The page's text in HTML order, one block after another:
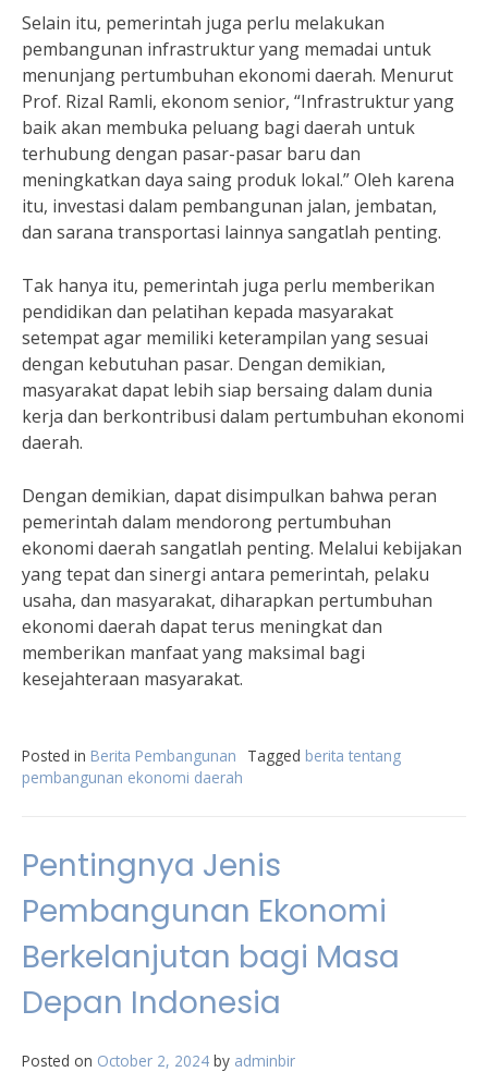
Selain itu, pemerintah juga perlu melakukan
pembangunan infrastruktur yang memadai untuk
menunjang pertumbuhan ekonomi daerah. Menurut
Prof. Rizal Ramli, ekonom senior, “Infrastruktur yang
baik akan membuka peluang bagi daerah untuk
terhubung dengan pasar-pasar baru dan
meningkatkan daya saing produk lokal.” Oleh karena
itu, investasi dalam pembangunan jalan, jembatan,
dan sarana transportasi lainnya sangatlah penting.
Tak hanya itu, pemerintah juga perlu memberikan
pendidikan dan pelatihan kepada masyarakat
setempat agar memiliki keterampilan yang sesuai
dengan kebutuhan pasar. Dengan demikian,
masyarakat dapat lebih siap bersaing dalam dunia
kerja dan berkontribusi dalam pertumbuhan ekonomi
daerah.
Dengan demikian, dapat disimpulkan bahwa peran
pemerintah dalam mendorong pertumbuhan
ekonomi daerah sangatlah penting. Melalui kebijakan
yang tepat dan sinergi antara pemerintah, pelaku
usaha, dan masyarakat, diharapkan pertumbuhan
ekonomi daerah dapat terus meningkat dan
memberikan manfaat yang maksimal bagi
kesejahteraan masyarakat.
Posted in Berita Pembangunan Tagged berita tentang
pembangunan ekonomi daerah
Pentingnya Jenis
Pembangunan Ekonomi
Berkelanjutan bagi Masa
Depan Indonesia
Posted on October 2, 2024 by adminbir